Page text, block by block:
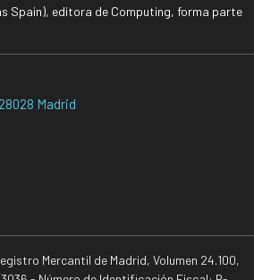
Spain), editora de Computing, forma parte
Madrid
Mercantil de Madrid, Volumen 24.100,